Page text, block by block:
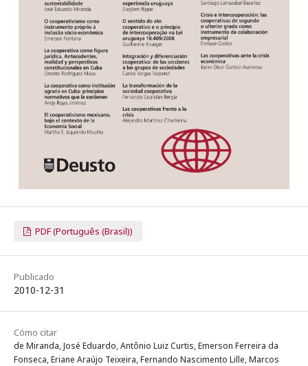
PDF (Português (Brasil))
Publicado
2010-12-31
Cómo citar
de Miranda, José Eduardo, Antônio Luiz Curtis, Emerson Ferreira da
Fonseca, Eriane Araújo Teixeira, Fernando Nascimento Lille, Marcos